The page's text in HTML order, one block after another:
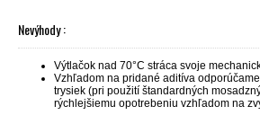
Nevýhody :
Výtlačok nad 70°C stráca svoje
Vzhľadom na pridané aditíva
trysiek (pri použití štandardných
rýchlejšiemu opotrebeniu vzhľadom na